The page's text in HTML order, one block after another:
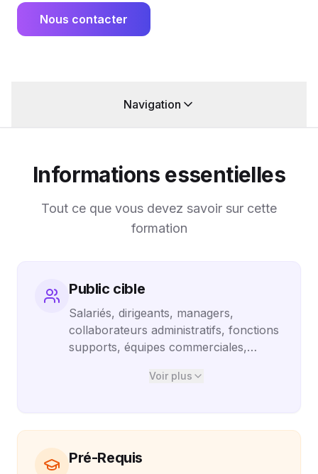
Nous contacter
Navigation
Informations essentielles
Tout ce que vous devez savoir sur cette
formation
Public cible
Salariés, dirigeants, managers,
collaborateurs administratifs, fonctions
supports, équipes commerciales,
souhaitant intégrer les outils IA dans
préalable.
Voir plus
Pré-Requis